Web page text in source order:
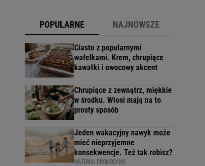
POPULARNE NAJNOWSZE
Ciasto z popularnymi
wafelkami. Krem, chrupiące
kawałki i owocowy akcent
Chrupiące z zewnątrz, miękkie
w środku. Włosi mają na to
prosty sposób
Jeden wakacyjny nawyk może
mieć nieprzyjemne
konsekwencje. Też tak robisz?
MATERIAŁ PROMOCYJNY